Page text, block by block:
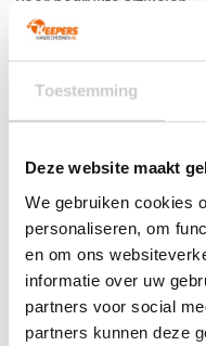
Toestemming
Deze website maakt
We gebruiken cookies
personaliseren, om
en om ons
informatie over uw
partners voor social
partners kunnen deze
Bedrukte artikelen
EAN:4030793225225
Categorieën:Derbystar
Gerelateerde